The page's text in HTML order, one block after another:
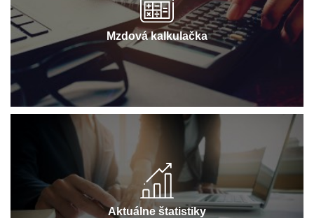
Mzdová kalkulačka
Aktuálne štatistiky